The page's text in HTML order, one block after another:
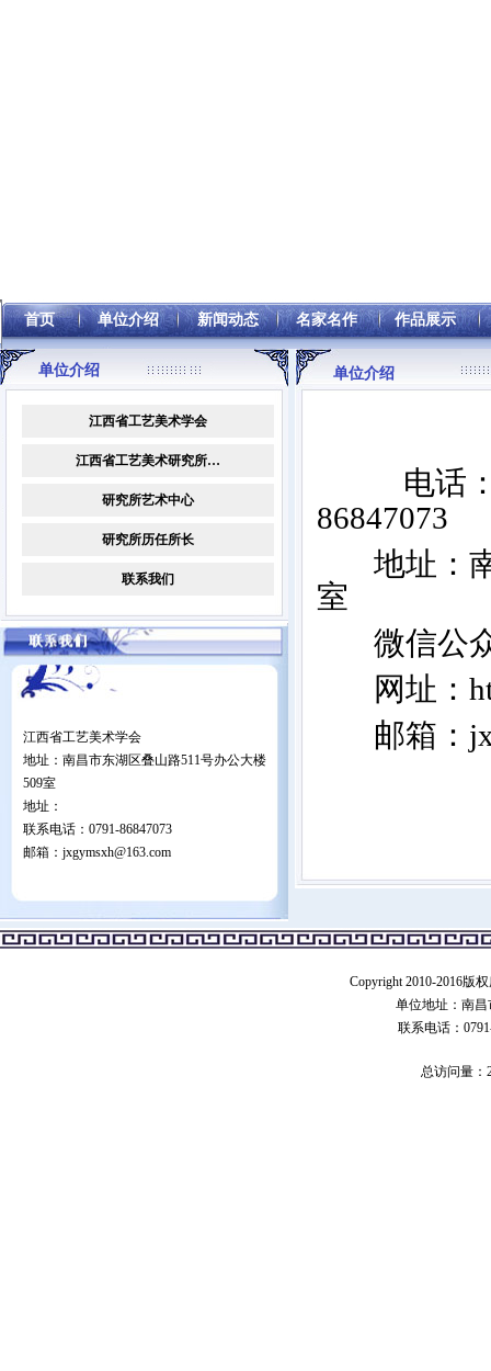
首页 单位介绍 新闻动态 名家名作 作品展示
单位介绍
江西省工艺美术学会
江西省工艺美术研究所…
研究所艺术中心
研究所历任所长
联系我们
江西省工艺美术学会
地址：南昌市东湖区叠山路511号办公大楼
509室
地址：
联系电话：0791-86847073
邮箱：jxgymsxh@163.com
单位介绍
电话
地址：
室
微信公
网址：
邮箱：
Copyright 2010-2016版
单位地址：南
联系电话：